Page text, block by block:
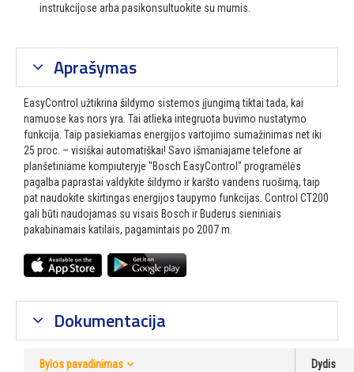
instrukcijose arba pasikonsultuokite su mumis.
Aprašymas
EasyControl užtikrina šildymo sistemos įjungimą tiktai tada, kai
namuose kas nors yra. Tai atlieka integruota buvimo nustatymo
funkcija. Taip pasiekiamas energijos vartojimo sumažinimas net iki
25 proc. – visiškai automatiškai! Savo išmaniajame telefone ar
planšetiniame kompiuteryje "Bosch EasyControl" programėlės
pagalba paprastai valdykite šildymo ir karšto vandens ruošimą, taip
pat naudokite skirtingas energijos taupymo funkcijas. Control CT200
gali būti naudojamas su visais Bosch ir Buderus sieniniais
pakabinamais katilais, pagamintais po 2007 m.
Dokumentacija
Bylos pavadinimas Dydis